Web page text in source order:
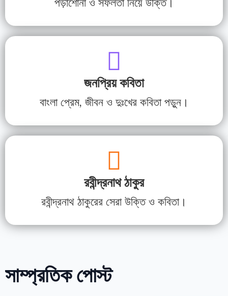
পড়াশোনা ও সফলতা নিয়ে উক্তি।
জনপ্রিয় কবিতা
বাংলা প্রেম, জীবন ও দুঃখের কবিতা পড়ুন।
রবীন্দ্রনাথ ঠাকুর
রবীন্দ্রনাথ ঠাকুরের সেরা উক্তি ও কবিতা।
সাম্প্রতিক পোস্ট